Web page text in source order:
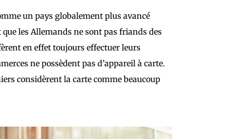
un pays globalement plus avancé
les Allemands ne sont pas friands des
en effet toujours effectuer leurs
ne possèdent pas d’appareil à carte.
considèrent la carte comme beaucoup